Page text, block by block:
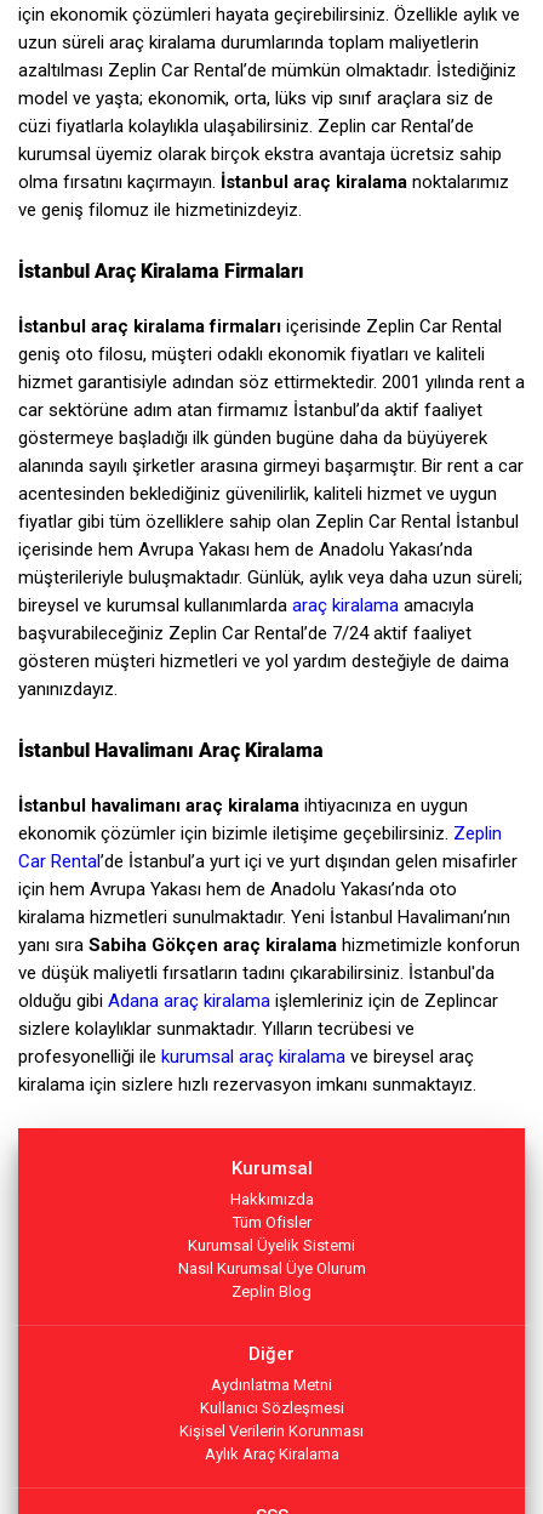
için ekonomik çözümleri hayata geçirebilirsiniz. Özellikle aylık ve
uzun süreli araç kiralama durumlarında toplam maliyetlerin
azaltılması Zeplin Car Rental’de mümkün olmaktadır. İstediğiniz
model ve yaşta; ekonomik, orta, lüks vip sınıf araçlara siz de
cüzi fiyatlarla kolaylıkla ulaşabilirsiniz. Zeplin car Rental’de
kurumsal üyemiz olarak birçok ekstra avantaja ücretsiz sahip
olma fırsatını kaçırmayın. İstanbul araç kiralama noktalarımız
ve geniş filomuz ile hizmetinizdeyiz.
İstanbul Araç Kiralama Firmaları
İstanbul araç kiralama firmaları içerisinde Zeplin Car Rental
geniş oto filosu, müşteri odaklı ekonomik fiyatları ve kaliteli
hizmet garantisiyle adından söz ettirmektedir. 2001 yılında rent a
car sektörüne adım atan firmamız İstanbul’da aktif faaliyet
göstermeye başladığı ilk günden bugüne daha da büyüyerek
alanında sayılı şirketler arasına girmeyi başarmıştır. Bir rent a car
acentesinden beklediğiniz güvenilirlik, kaliteli hizmet ve uygun
fiyatlar gibi tüm özelliklere sahip olan Zeplin Car Rental İstanbul
içerisinde hem Avrupa Yakası hem de Anadolu Yakası’nda
müşterileriyle buluşmaktadır. Günlük, aylık veya daha uzun süreli;
bireysel ve kurumsal kullanımlarda araç kiralama amacıyla
başvurabileceğiniz Zeplin Car Rental’de 7/24 aktif faaliyet
gösteren müşteri hizmetleri ve yol yardım desteğiyle de daima
yanınızdayız.
İstanbul Havalimanı Araç Kiralama
İstanbul havalimanı araç kiralama ihtiyacınıza en uygun
ekonomik çözümler için bizimle iletişime geçebilirsiniz. Zeplin
Car Rental’de İstanbul’a yurt içi ve yurt dışından gelen misafirler
için hem Avrupa Yakası hem de Anadolu Yakası’nda oto
kiralama hizmetleri sunulmaktadır. Yeni İstanbul Havalimanı’nın
yanı sıra Sabiha Gökçen araç kiralama hizmetimizle konforun
ve düşük maliyetli fırsatların tadını çıkarabilirsiniz. İstanbul'da
olduğu gibi Adana araç kiralama işlemleriniz için de Zeplincar
sizlere kolaylıklar sunmaktadır. Yılların tecrübesi ve
profesyonelliği ile kurumsal araç kiralama ve bireysel araç
kiralama için sizlere hızlı rezervasyon imkanı sunmaktayız.
Kurumsal
Hakkımızda
Tüm Ofisler
Kurumsal Üyelik Sistemi
Nasıl Kurumsal Üye Olurum
Zeplin Blog
Diğer
Aydınlatma Metni
Kullanıcı Sözleşmesi
Kişisel Verilerin Korunması
Aylık Araç Kiralama